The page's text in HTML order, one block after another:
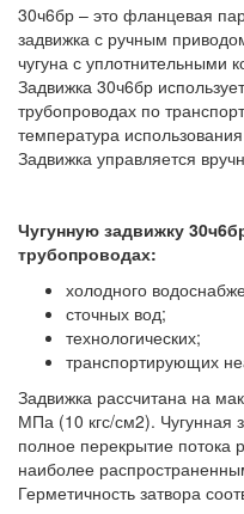
30ч6бр – это фланцевая
задвижка с ручным
чугуна с уплотнительными
Задвижка 30ч6бр
трубопроводах по
температура
Задвижка управляется
Чугунную задвижку
трубопроводах:
холодного
сточных вод;
технологических;
транспортирующих
Задвижка рассчитана на
МПа (10 кгс/см2). Чугунная
полное перекрытие потока
наиболее
Герметичность затвора